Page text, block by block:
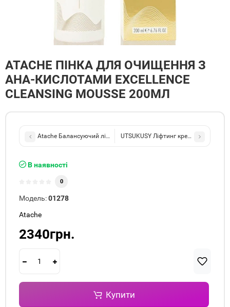
ATACHE ПІНКА ДЛЯ ОЧИЩЕННЯ З
АНА-КИСЛОТАМИ EXCELLENCE
CLEANSING MOUSSE 200МЛ
Atache Балансуючий ліфтинговий тонік-мус
UTSUKUSY Ліфтинг крем навколо
В наявності
0
Модель:01278
Atache
2340грн.
Купити